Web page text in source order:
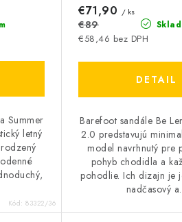
Summer
letný
Kód:83322/36
€58,46 bez DPH
€71,90 / ks
€89
DETAIL
Barefoot sandále Be
2.0 predstavujú
model navrhnutý pre
pohyb chodidla a
pohodlie. Ich dizajn je
nadčasový